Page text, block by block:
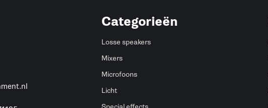
Categorieën
Losse speakers
Mixers
Microfoons
Licht